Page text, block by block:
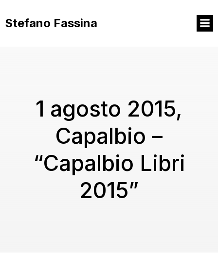
contenuto
Stefano Fassina
1 agosto 2015,
Capalbio –
“Capalbio Libri
2015”